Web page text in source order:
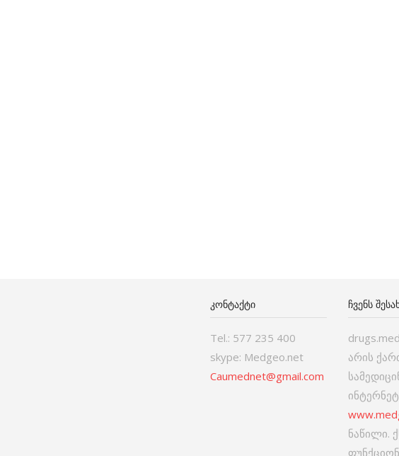
ᲙᲝᲜᲢᲐᲥᲢᲘ
Tel.: 577 235 400
skype: Medgeo.net
Caumednet@gmail.com
ᲩᲕᲔᲜᲡ
არის
ნაწილი.